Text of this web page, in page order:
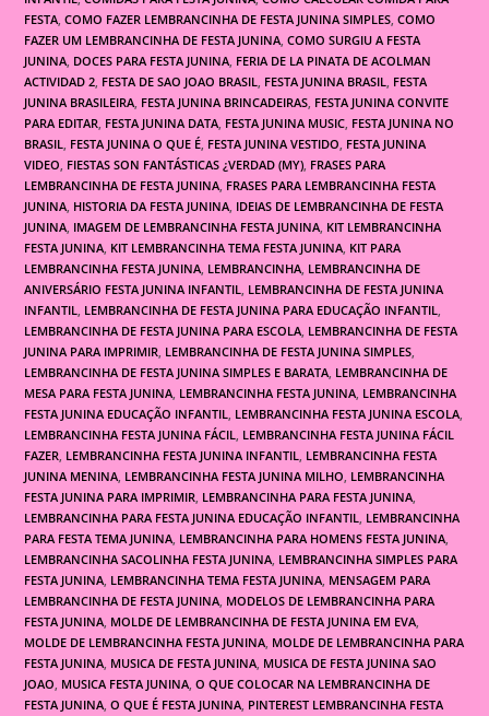
FESTA, COMO FAZER LEMBRANCINHA DE FESTA JUNINA SIMPLES, COMO
FAZER UM LEMBRANCINHA DE FESTA JUNINA, COMO SURGIU A FESTA
JUNINA, DOCES PARA FESTA JUNINA, FERIA DE LA PINATA DE ACOLMAN
ACTIVIDAD 2, FESTA DE SAO JOAO BRASIL, FESTA JUNINA BRASIL, FESTA
JUNINA BRASILEIRA, FESTA JUNINA BRINCADEIRAS, FESTA JUNINA CONVITE
PARA EDITAR, FESTA JUNINA DATA, FESTA JUNINA MUSIC, FESTA JUNINA NO
BRASIL, FESTA JUNINA O QUE É, FESTA JUNINA VESTIDO, FESTA JUNINA
VIDEO, FIESTAS SON FANTÁSTICAS ¿VERDAD (MY), FRASES PARA
LEMBRANCINHA DE FESTA JUNINA, FRASES PARA LEMBRANCINHA FESTA
JUNINA, HISTORIA DA FESTA JUNINA, IDEIAS DE LEMBRANCINHA DE FESTA
JUNINA, IMAGEM DE LEMBRANCINHA FESTA JUNINA, KIT LEMBRANCINHA
FESTA JUNINA, KIT LEMBRANCINHA TEMA FESTA JUNINA, KIT PARA
LEMBRANCINHA FESTA JUNINA, LEMBRANCINHA, LEMBRANCINHA DE
ANIVERSÁRIO FESTA JUNINA INFANTIL, LEMBRANCINHA DE FESTA JUNINA
INFANTIL, LEMBRANCINHA DE FESTA JUNINA PARA EDUCAÇÃO INFANTIL,
LEMBRANCINHA DE FESTA JUNINA PARA ESCOLA, LEMBRANCINHA DE FESTA
JUNINA PARA IMPRIMIR, LEMBRANCINHA DE FESTA JUNINA SIMPLES,
LEMBRANCINHA DE FESTA JUNINA SIMPLES E BARATA, LEMBRANCINHA DE
MESA PARA FESTA JUNINA, LEMBRANCINHA FESTA JUNINA, LEMBRANCINHA
FESTA JUNINA EDUCAÇÃO INFANTIL, LEMBRANCINHA FESTA JUNINA ESCOLA,
LEMBRANCINHA FESTA JUNINA FÁCIL, LEMBRANCINHA FESTA JUNINA FÁCIL
FAZER, LEMBRANCINHA FESTA JUNINA INFANTIL, LEMBRANCINHA FESTA
JUNINA MENINA, LEMBRANCINHA FESTA JUNINA MILHO, LEMBRANCINHA
FESTA JUNINA PARA IMPRIMIR, LEMBRANCINHA PARA FESTA JUNINA,
LEMBRANCINHA PARA FESTA JUNINA EDUCAÇÃO INFANTIL, LEMBRANCINHA
PARA FESTA TEMA JUNINA, LEMBRANCINHA PARA HOMENS FESTA JUNINA,
LEMBRANCINHA SACOLINHA FESTA JUNINA, LEMBRANCINHA SIMPLES PARA
FESTA JUNINA, LEMBRANCINHA TEMA FESTA JUNINA, MENSAGEM PARA
LEMBRANCINHA DE FESTA JUNINA, MODELOS DE LEMBRANCINHA PARA
FESTA JUNINA, MOLDE DE LEMBRANCINHA DE FESTA JUNINA EM EVA,
MOLDE DE LEMBRANCINHA FESTA JUNINA, MOLDE DE LEMBRANCINHA PARA
FESTA JUNINA, MUSICA DE FESTA JUNINA, MUSICA DE FESTA JUNINA SAO
JOAO, MUSICA FESTA JUNINA, O QUE COLOCAR NA LEMBRANCINHA DE
FESTA JUNINA, O QUE É FESTA JUNINA, PINTEREST LEMBRANCINHA FESTA